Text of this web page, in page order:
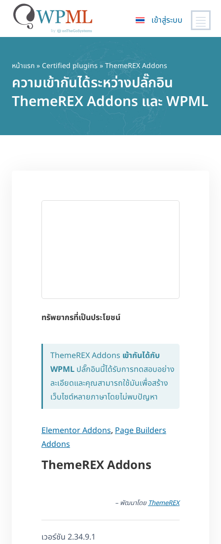
เนื้อหา
หลัก
เข้าสู่ระบบ
หน้าแรก» Certified plugins » ThemeREX Addons
ความเข้ากันได้ระหว่างปลั๊กอิน
ThemeREX Addons และ WPML
ทรัพยากรที่เป็นประโยชน์
ThemeREX Addons เข้ากันได้กับ
WPML ปลั๊กอินนี้ได้รับการทดสอบอย่าง
ละเอียดและคุณสามารถใช้มันเพื่อสร้าง
เว็บไซต์หลายภาษาโดยไม่พบปัญหา
Elementor Addons, Page Builders
Addons
ThemeREX Addons
– พัฒนาโดย ThemeREX
เวอร์ชัน 2.34.9.1